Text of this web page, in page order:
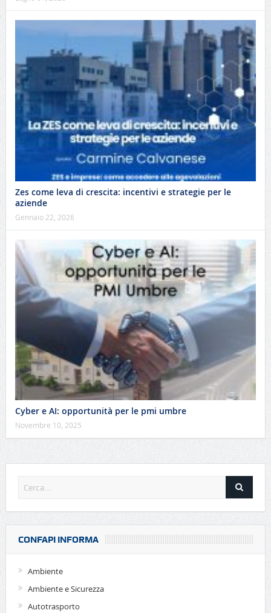
Zes come leva di crescita: incentivi e strategie per le
aziende
Gennaio 22, 2026
Cyber e AI: opportunità per le pmi umbre
Novembre 10, 2025
CONFAPI INFORMA
Ambiente
Ambiente e Sicurezza
Autotrasporto